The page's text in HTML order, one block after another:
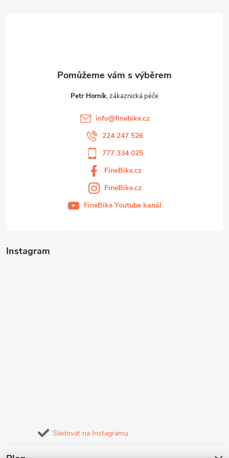
Instagram
Sledovat na Instagramu
Petr Horník
info@finebike.cz
224 247 526
777 334 025
FineBike.cz
FineBike.cz
FineBike Youtube kanál